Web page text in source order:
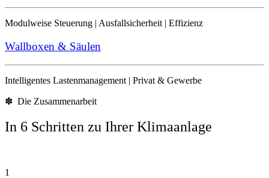
Modulweise Steuerung | Ausfallsicherheit | Effizienz
Wallboxen & Säulen
Intelligentes Lastenmanagement | Privat & Gewerbe
✽ Die Zusammenarbeit
In 6 Schritten zu Ihrer Klimaanlage
1